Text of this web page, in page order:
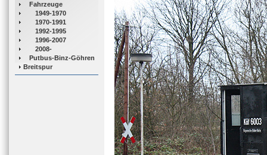
Fahrzeuge
1949-1970
1970-1991
1992-1995
1996-2007
2008-
Putbus-Binz-Göhren
Breitspur